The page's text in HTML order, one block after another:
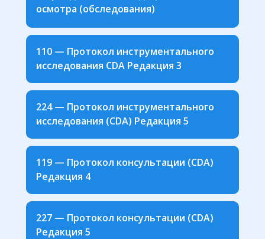
110 — Протокол инструментального
исследования CDA Редакция 3
224 — Протокол инструментального
исследования (CDA) Редакция 5
119 — Протокол консультации (CDA)
Редакция 4
227 — Протокол консультации (CDA)
Редакция 5
осмотра (обследования)